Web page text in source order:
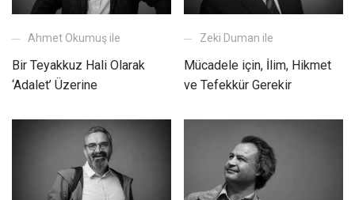
Ahmet Okumuş ile
Bir Teyakkuz Hali Olarak
‘Adalet’ Üzerine
Zeki Duman ile
Mücadele için, İlim, Hikmet
ve Tefekkür Gerekir